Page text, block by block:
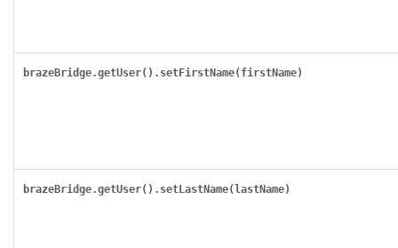
brazeBridge.getUser().setFirstName(firstName)
brazeBridge.getUser().setLastName(lastName)